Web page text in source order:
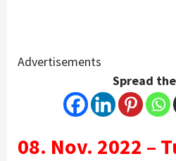
Advertisements
Spread
08. Nov. 2022 –